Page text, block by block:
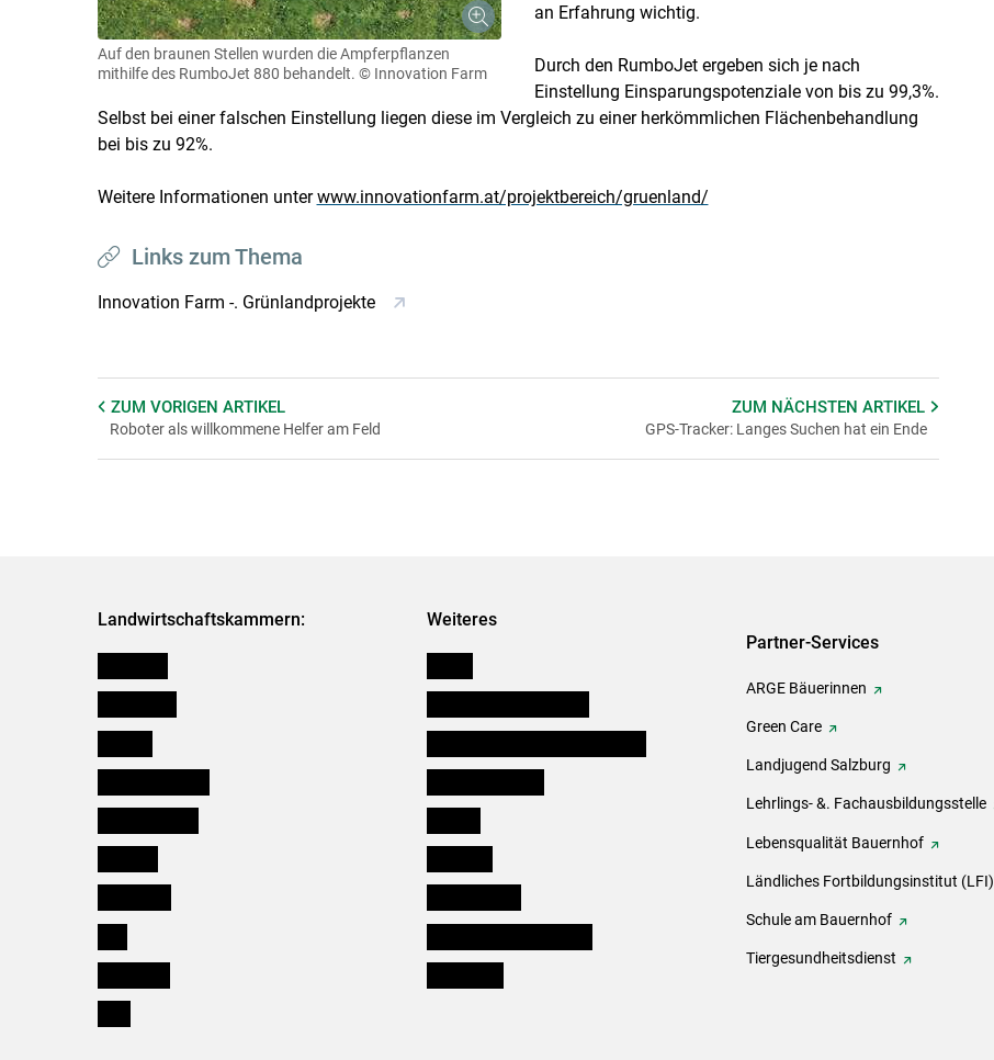
Auf den braunen Stellen wurden die Ampferpflanzen
mithilfe des RumboJet 880 behandelt. © Innovation Farm
an Erfahrung wichtig.
Durch den RumboJet ergeben sich je nach
Einstellung Einsparungspotenziale von bis zu 99,3%.
Selbst bei einer falschen Einstellung liegen diese im Vergleich zu einer herkömmlichen Flächenbehandlung
bei bis zu 92%.
Weitere Informationen unterwww.innovationfarm.at/projektbereich/gruenland/
Links zum Thema
Innovation Farm -. Grünlandprojekte
ZUM VORIGEN ARTIKEL
Roboter als willkommene Helfer am Feld
ZUM NÄCHSTENARTIKEL
GPS-Tracker: Langes Suchen hat ein Ende
Landwirtschaftskammern: Weiteres
Partner-Services
ARGE Bäuerinnen
Green Care
Landjugend Salzburg
Lehrlings- &. Fachausbildungsstelle
Lebensqualität Bauernhof
Ländliches Fortbildungsinstitut (LFI)
Schule am Bauernhof
Tiergesundheitsdienst